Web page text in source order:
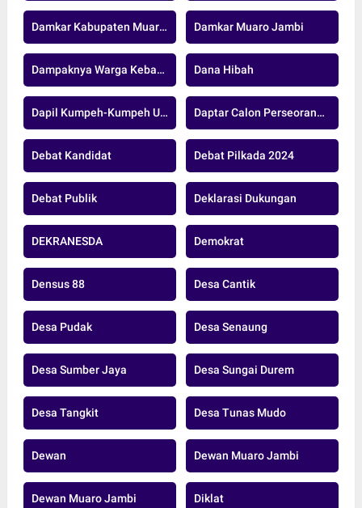
Damkar Kabupaten Muaro Jambi Damkar Muaro Jambi
Dampaknya Warga Kebanjiran Dana Hibah
Dapil Kumpeh-Kumpeh Ulu Daptar Calon Perseorangan.
Debat Kandidat Debat Pilkada 2024
Debat Publik Deklarasi Dukungan
DEKRANESDA Demokrat
Densus 88 Desa Cantik
Desa Pudak Desa Senaung
Desa Sumber Jaya Desa Sungai Durem
Desa Tangkit Desa Tunas Mudo
Dewan Dewan Muaro Jambi
Dewan Muaro Jambi Diklat